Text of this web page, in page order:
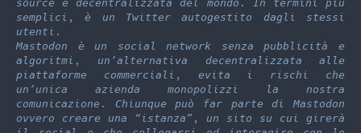
source e decentralizzata del mondo. In termini più
semplici, è un Twitter autogestito dagli stessi
utenti.
Mastodon è un social network senza pubblicità e
algoritmi, un’alternativa decentralizzata alle
piattaforme commerciali, evita i rischi che
un’unica azienda monopolizzi la nostra
comunicazione. Chiunque può far parte di Mastodon
ovvero creare una “istanza”, un sito su cui girerà